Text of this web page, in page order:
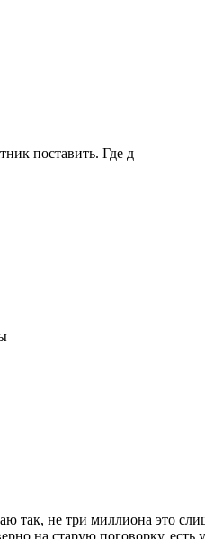
поставить. Где д
так, не три миллиона это